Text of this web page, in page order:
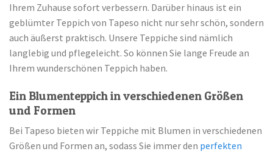
Ihrem Zuhause sofort verbessern. Darüber hinaus ist ein
geblümter Teppich von Tapeso nicht nur sehr schön, sondern
auch äußerst praktisch. Unsere Teppiche sind nämlich
langlebig und pflegeleicht. So können Sie lange Freude an
Ihrem wunderschönen Teppich haben.
Ein Blumenteppich in verschiedenen Größen
und Formen
Bei Tapeso bieten wir Teppiche mit Blumen in verschiedenen
Größen und Formen an, sodass Sie immer den perfekten